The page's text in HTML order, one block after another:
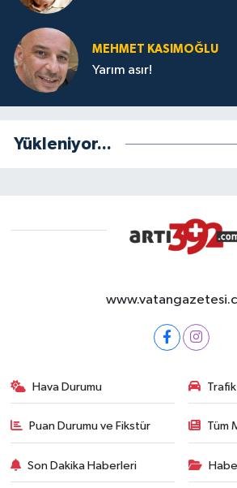
MEHMET KASIMOĞLU
Yarım asır!
Yükleniyor...
Hava Durumu
Puan Durumu ve Fikstür Tüm
Son Dakika Haberleri